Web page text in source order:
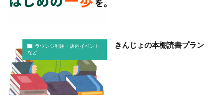
ラウンジ利用・店内イベント
など
きんじょの本棚読書プラン